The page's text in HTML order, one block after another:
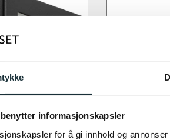
informasjonskapsler
for å gi innhold og